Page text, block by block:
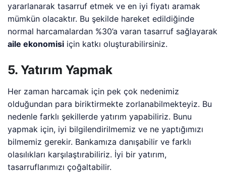
yararlanarak tasarruf etmek ve en iyi fiyatı aramak
mümkün olacaktır. Bu şekilde hareket edildiğinde
normal harcamalardan %30’a varan tasarruf sağlayarak
aile ekonomisi için katkı oluşturabilirsiniz.
5. Yatırım Yapmak
Her zaman harcamak için pek çok nedenimiz
olduğundan para biriktirmekte zorlanabilmekteyiz. Bu
nedenle farklı şekillerde yatırım yapabiliriz. Bunu
yapmak için, iyi bilgilendirilmemiz ve ne yaptığımızı
bilmemiz gerekir. Bankamıza danışabilir ve farklı
olasılıkları karşılaştırabiliriz. İyi bir yatırım,
tasarruflarımızı çoğaltabilir.